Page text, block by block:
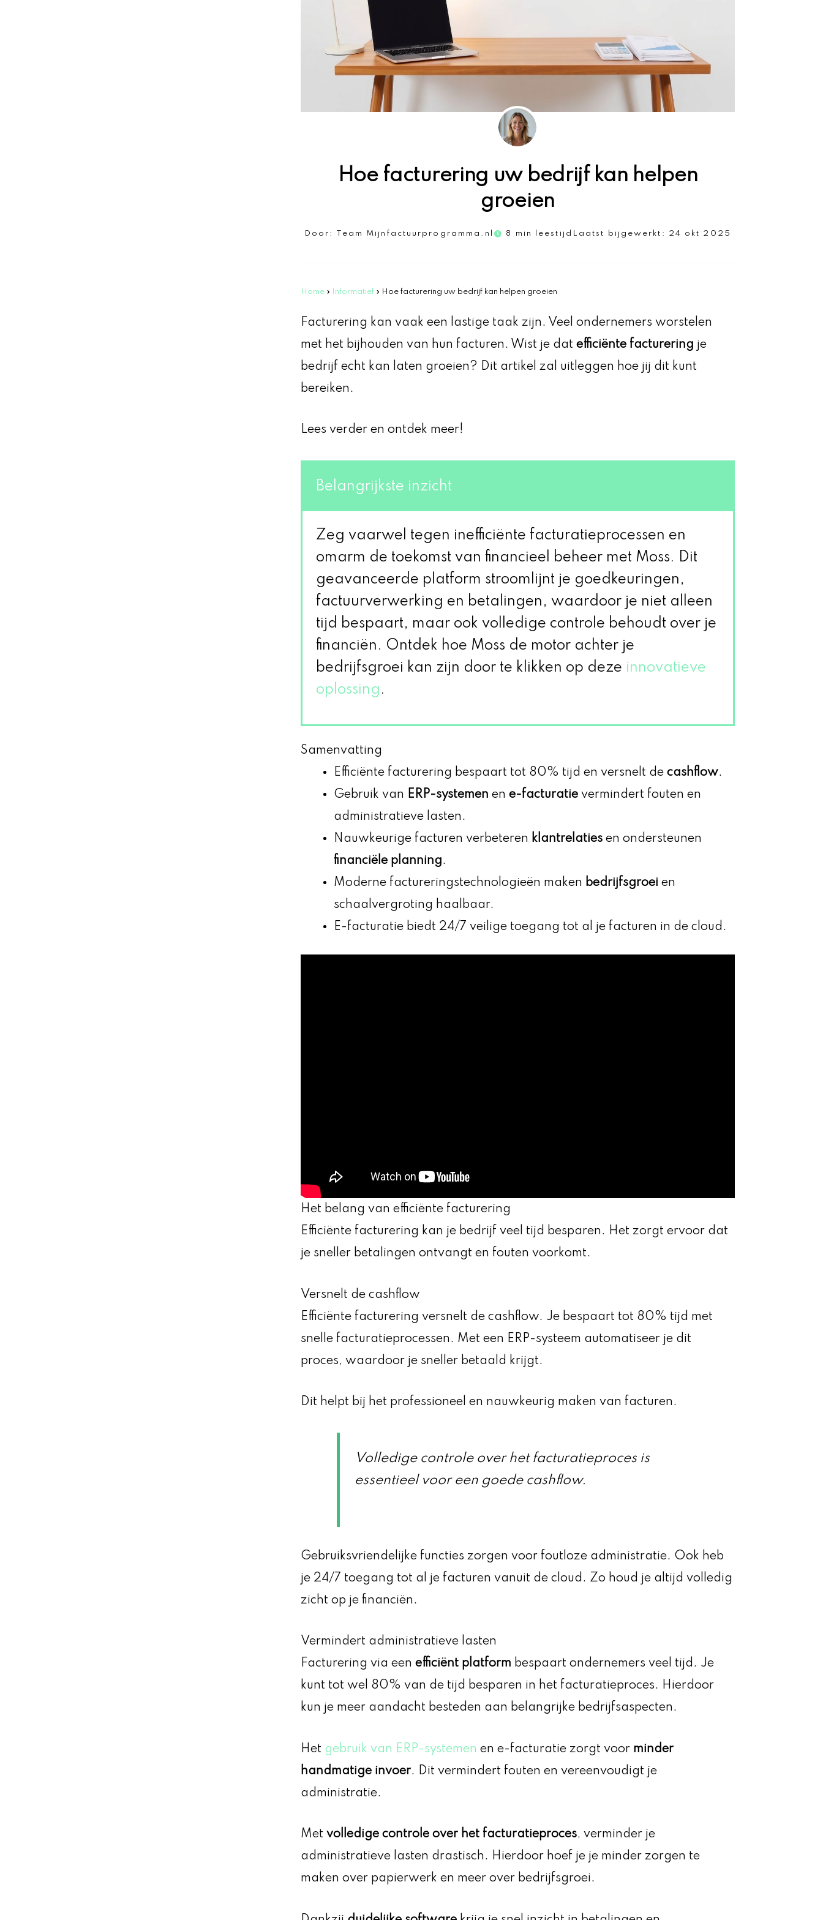
Hoe facturering uw bedrijf kan helpen
groeien
Door: Team Mijnfactuurprogramma.nl 8 min leestijd Laatst bijgewerkt: 24 okt 2025
Home » Informatief » Hoe facturering uw bedrijf kan helpen groeien
Facturering kan vaak een lastige taak zijn. Veel ondernemers worstelen
met het bijhouden van hun facturen. Wist je dat efficiënte facturering je
bedrijf echt kan laten groeien? Dit artikel zal uitleggen hoe jij dit kunt
bereiken.
Lees verder en ontdek meer!
Belangrijkste inzicht
Zeg vaarwel tegen inefficiënte facturatieprocessen en
omarm de toekomst van financieel beheer met Moss. Dit
geavanceerde platform stroomlijnt je goedkeuringen,
factuurverwerking en betalingen, waardoor je niet alleen
tijd bespaart, maar ook volledige controle behoudt over je
financiën. Ontdek hoe Moss de motor achter je
bedrijfsgroei kan zijn door te klikken op deze innovatieve
oplossing .
Samenvatting
Efficiënte facturering bespaart tot 80% tijd en versnelt de cashflow.
Gebruik van ERP-systemen en e-facturatie vermindert fouten en
administratieve lasten.
Nauwkeurige facturen verbeteren klantrelaties en ondersteunen
financiële planning.
Moderne factureringstechnologieën maken bedrijfsgroei en
schaalvergroting haalbaar.
E-facturatie biedt 24/7 veilige toegang tot al je facturen in de cloud.
Het belang van efficiënte facturering
Efficiënte facturering kan je bedrijf veel tijd besparen. Het zorgt ervoor dat
je sneller betalingen ontvangt en fouten voorkomt.
Versnelt de cashflow
Efficiënte facturering versnelt de cashflow. Je bespaart tot 80% tijd met
snelle facturatieprocessen. Met een ERP-systeem automatiseer je dit
proces, waardoor je sneller betaald krijgt.
Dit helpt bij het professioneel en nauwkeurig maken van facturen.
Volledige controle over het facturatieproces is
essentieel voor een goede cashflow.
Gebruiksvriendelijke functies zorgen voor foutloze administratie. Ook heb
je 24/7 toegang tot al je facturen vanuit de cloud. Zo houd je altijd volledig
zicht op je financiën.
Vermindert administratieve lasten
Facturering via een efficiënt platform bespaart ondernemers veel tijd. Je
kunt tot wel 80% van de tijd besparen in het facturatieproces. Hierdoor
kun je meer aandacht besteden aan belangrijke bedrijfsaspecten.
Het gebruik van ERP-systemen en e-facturatie zorgt voor minder
handmatige invoer. Dit vermindert fouten en vereenvoudigt je
administratie.
Met volledige controle over het facturatieproces, verminder je
administratieve lasten drastisch. Hierdoor hoef je je minder zorgen te
maken over papierwerk en meer over bedrijfsgroei.